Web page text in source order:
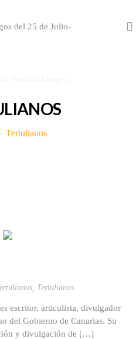
Tertulianos
, Tertulianos
escritor, articulista, divulgador
del Gobierno de Canarias. Su
y divulgación de […]